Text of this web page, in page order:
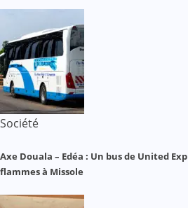
Société
Axe Douala – Edéa : Un bus de United
flammes à Missole